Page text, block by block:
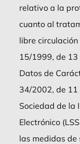
relativo a la
cuanto al
libre
15/1999, de 13
Datos de
34/2002, de 11
Sociedad de la
Electrónico
las medidas de